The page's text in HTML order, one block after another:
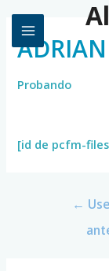
Probando
[id de pcfm-
←